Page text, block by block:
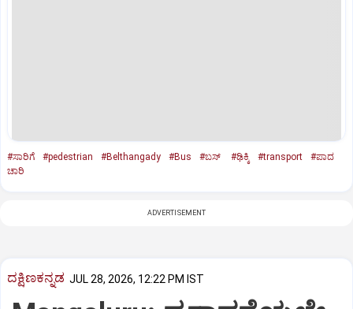
#ಸಾರಿಗೆ #pedestrian #Belthangady #Bus #ಬಸ್‌ #ಢಿಕ್ಕಿ #transport
#ಪಾದ
ಚಾರಿ
ADVERTISEMENT
ದಕ್ಷಿಣಕನ್ನಡ JUL 28, 2026, 12:22 PM IST